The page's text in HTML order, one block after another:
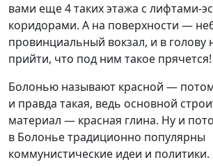
вами еще 4 таких этажа с лифтами-
коридорами. А на поверхности —
провинциальный вокзал, и в голову
прийти, что под ним такое прячется!
Болонью называют красной —
и правда такая, ведь основной
материал — красная глина. Ну и
в Болонье традиционно популярны
коммунистические идеи и политики.